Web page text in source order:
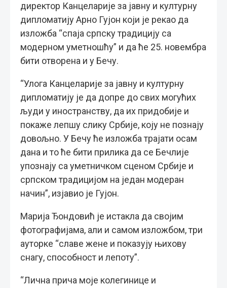
директор Канцеларије за јавну и културну
дипломатију Арно Гујон који је рекао да
изложба “спаја српску традицију са
модерном уметношћу” и да ће 25. новембра
бити отворена и у Бечу.
“Улога Канцеларије за јавну и културну
дипломатију је да допре до свих могућих
људи у иностранству, да их придобије и
покаже лепшу слику Србије, коју не познају
довољно. У Бечу ће изложба трајати осам
дана и то ће бити прилика да се Бечлије
упознају са уметничком сценом Србије и
српском традицијом на један модеран
начин”, изјавио је Гујон.
Марија Ђондовић је истакла да својим
фотографијама, али и самом изложбом, три
ауторке “славе жене и показују њихову
снагу, способност и лепоту”.
“Лична прича моје колегинице и